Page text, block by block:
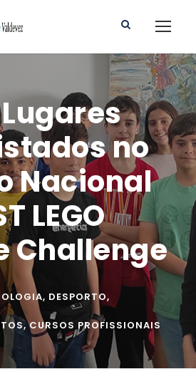
Lugares
no
Nacional
LEGO
Challenge
, DESPORTO,
, CURSOS PROFISSIONAIS